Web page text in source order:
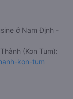
ở Nam Định -
(Kon Tum):
kon-tum